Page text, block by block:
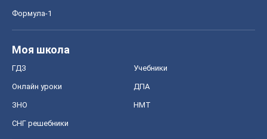
Формула-1
Моя школа
ГДЗ Учебники
Онлайн уроки ДПА
ЗНО НМТ
СНГ решебники